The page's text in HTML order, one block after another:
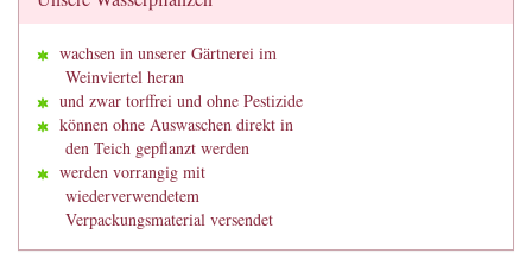
wachsen in unserer Gärtnerei im
Weinviertel heran
und zwar torffrei und ohne Pestizide
können ohne Auswaschen direkt in
den Teich gepflanzt werden
werden vorrangig mit
wiederverwendetem
Verpackungsmaterial versendet